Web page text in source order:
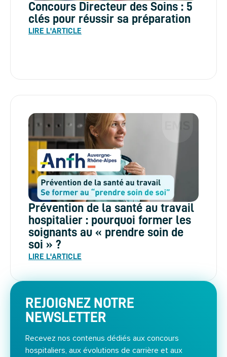
Concours Directeur des Soins : 5
clés pour réussir sa préparation
LIRE L'ARTICLE
Prévention de la santé au travail
hospitalier : pourquoi former les
soignants au « prendre soin de
soi » ?
LIRE L'ARTICLE
REJOIGNEZ NOTRE
NEWSLETTER
Recevez nos contenus dédiés aux concours
hospitaliers, aux évolutions de carrière et aux